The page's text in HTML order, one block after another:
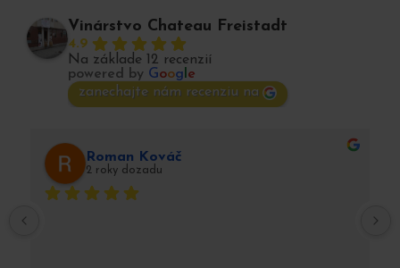
Vinárstvo Chateau Freistadt
4.9
Na základe 12 recenzií
powered by Goog e
zanechajte nám recenziu na
Roman Kováč
2 roky dozadu